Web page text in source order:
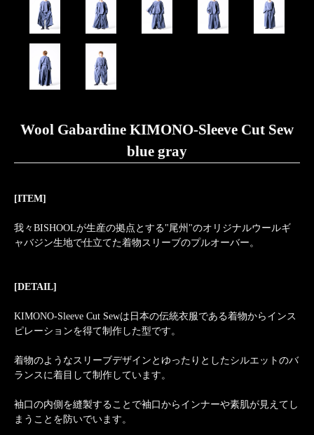
Wool Gabardine KIMONO-Sleeve Cut Sew
blue gray
[ITEM]
我々BISHOOLが生産の拠点とする"尾州"のオリジナルウールギ
ャバジン生地で仕立てた着物スリーブのプルオーバー。
[DETAIL]
KIMONO-Sleeve Cut Sewは日本の伝統衣服である着物からインス
ピレーションを得て制作した型です。
着物のようなスリーブデザインとゆったりとしたシルエットのバ
ランスに着目して制作しています。
袖口の内側を縫製することで袖口からインナーや素肌が見えてし
まうことを防いでいます。